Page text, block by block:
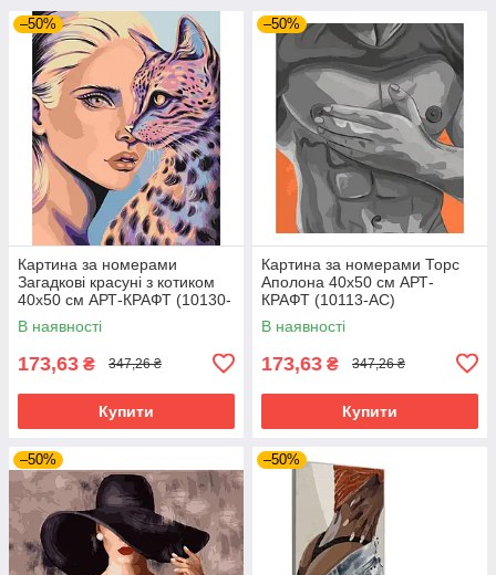
–50%
Картина за номерами
Загадкові красуні з котиком
40х50 см АРТ-КРАФТ (10130-
AC)
В наявності
173,63 ₴ 347,26 ₴
Купити
–50%
Картина за номерами Торс
Аполона 40х50 см АРТ-
КРАФТ (10113-AC)
В наявності
173,63 ₴ 347,26 ₴
Купити
–50% –50%